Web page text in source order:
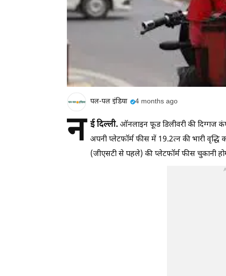
पल-पल इंडिया 4 months ago
न ई दिल्ली. ऑनलाइन फूड डिलीवरी की दिग्गज
अपनी प्लेटफॉर्म फीस में 19.2त्न की भारी
(जीएसटी से पहले) की प्लेटफॉर्म फीस चुकानी